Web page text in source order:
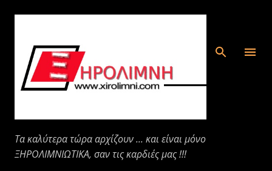
Μετάβαση στο κύριο περιεχόμενο
Τα καλύτερα τώρα αρχίζουν ... και είναι μόνο
ΞΗΡΟΛΙΜΝΙΩΤΙΚΑ, σαν τις καρδιές μας !!!